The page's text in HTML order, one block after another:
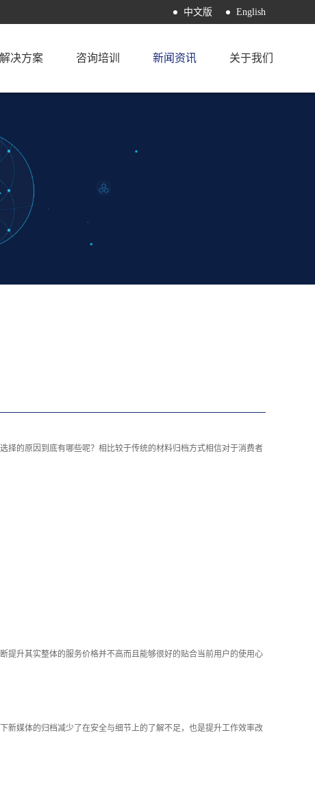
中文版 English
解决方案 咨询培训 新闻资讯 关于我们
择的原因到底有哪些呢？相比较于传统的材料归档方式相信对于消费者
提升其实整体的服务价格并不高而且能够很好的贴合当前用户的使用心
新媒体的归档减少了在安全与细节上的了解不足，也是提升工作效率改